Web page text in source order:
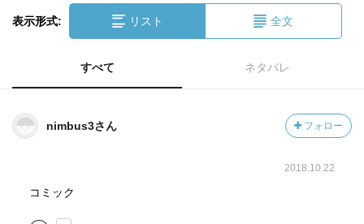
表示形式: リスト 全文
すべて ネタバレ
nimbus3さん フォロー
2018.10.22
コミック